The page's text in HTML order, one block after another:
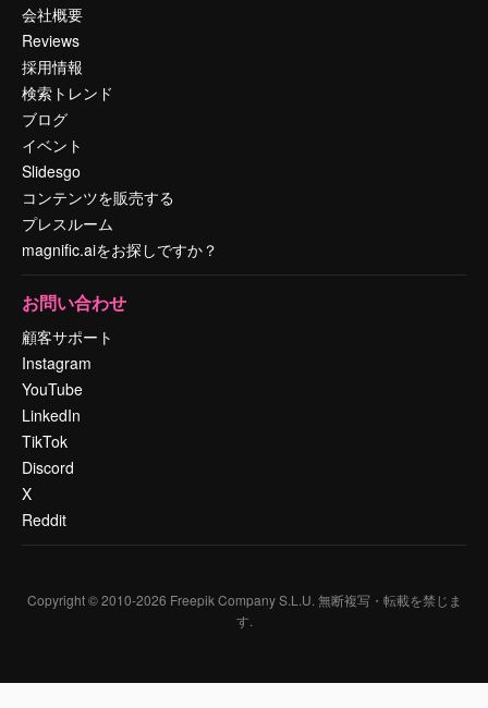
会社概要
Reviews
採用情報
検索トレンド
ブログ
イベント
Slidesgo
コンテンツを販売する
プレスルーム
magnific.aiをお探しですか？
お問い合わせ
顧客サポート
Instagram
YouTube
LinkedIn
TikTok
Discord
X
Reddit
Copyright © 2010-2026 Freepik Company S.L.U. 無断複写・転載を禁じま
す.